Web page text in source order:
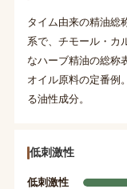
タイム由来の精油総
系で、チモール・カ
なハーブ精油の総称
オイル原料の定番例
る油性成分。
低刺激性
低刺激性